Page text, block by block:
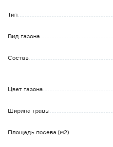
- быстро растет и
- долговечный.
Тип
Вид газона
Состав
Цвет газона
Ширина травы
Площадь посева (м2)